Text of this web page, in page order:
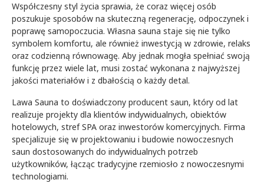
Współczesny styl życia sprawia, że coraz więcej osób
poszukuje sposobów na skuteczną regenerację, odpoczynek i
poprawę samopoczucia. Własna sauna staje się nie tylko
symbolem komfortu, ale również inwestycją w zdrowie, relaks
oraz codzienną równowagę. Aby jednak mogła spełniać swoją
funkcję przez wiele lat, musi zostać wykonana z najwyższej
jakości materiałów i z dbałością o każdy detal.
Lawa Sauna to doświadczony producent saun, który od lat
realizuje projekty dla klientów indywidualnych, obiektów
hotelowych, stref SPA oraz inwestorów komercyjnych. Firma
specjalizuje się w projektowaniu i budowie nowoczesnych
saun dostosowanych do indywidualnych potrzeb
użytkowników, łącząc tradycyjne rzemiosło z nowoczesnymi
technologiami.